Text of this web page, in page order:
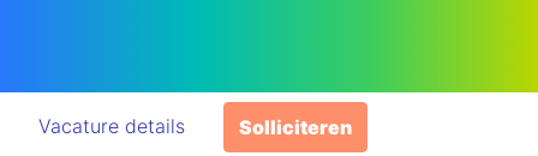
Vacature details Solliciteren